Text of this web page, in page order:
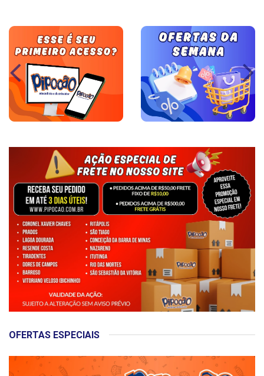
OFERTAS ESPECIAIS